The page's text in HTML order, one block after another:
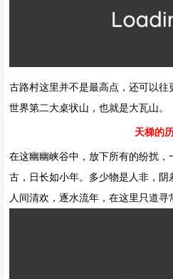
古路村这里并不是最高点，还可以
世界第二大桌状山，也就是大瓦山。
天梯的
在这幽幽峡谷中，放下所有的纷扰
古，日长如小年。多少物是人非，
人间清欢，逐水流年，在这里只道寻